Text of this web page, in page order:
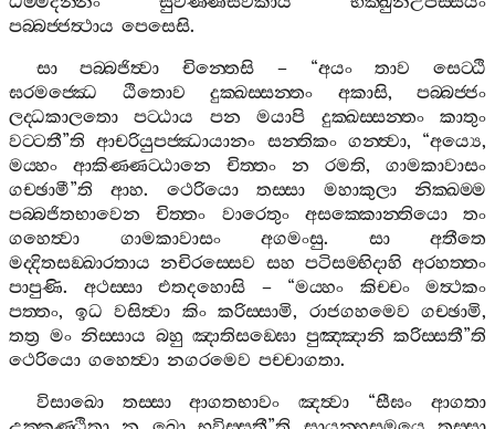
පබ‍්බජ‍්ජත්‍ථාය පෙසෙසි.
සා
පබ‍්බජිත්‍වා චින‍්තෙසි – “අයං තාව
සෙට‍්ඨි
ඝරමජ‍්ඣෙ
ඨිතොව දුක‍්ඛස‍්සන‍්තං අකාසි, පබ‍්බජ‍්ජං
ලද‍්ධකාලතො
පට‍්ඨාය පන මයාපි දුක‍්ඛස‍්සන‍්තං
කාතුං
වට‍්ටතී”ති ආචරියුපජ‍්ඣායානං සන‍්තිකං ගන‍්ත්‍වා, “අය්‍යෙ,
මය‍්හං
ආකිණ‍්ණට‍්ඨානෙ චිත‍්තං න රමති, ගාමකාවාසං
ගච‍්ඡාමී”ති ආහ. ථෙරියො තස‍්සා මහාකුලා
නික‍්ඛම‍්ම
පබ‍්බජිතභාවෙන
චිත‍්තං වාරෙතුං අසක‍්කොන‍්තියො
තං
ගහෙත්‍වා
ගාමකාවාසං අගමංසු. සා
අතීතෙ
මද‍්දිතසඞ‍්ඛාරතාය නචිරස‍්සෙව සහ පටිසම‍්භිදාහි අරහත‍්තං
පාපුණි. අථස‍්සා එතදහොසි – “මය‍්හං කිච‍්චං
මත්‍ථකං
පත‍්තං, ඉධ වසිත්‍වා කිං කරිස‍්සාමි, රාජගහමෙව ගච‍්ඡාමි,
තත්‍ර මං නිස‍්සාය බහු ඤාතිසඞ‍්ඝො පුඤ‍්ඤානි කරිස‍්සතී”ති
ථෙරියො ගහෙත්‍වා නගරමෙව පච‍්චාගතා.
විසාඛො
තස‍්සා ආගතභාවං ඤත්‍වා “සීඝං
ආගතා